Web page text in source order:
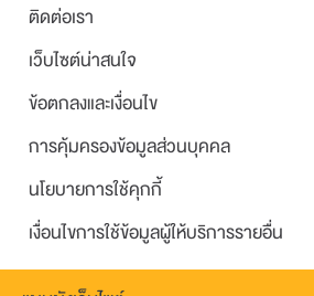
ติดต่อเรา
เว็บไซต์น่าสนใจ
ข้อตกลงและเงื่อนไข
การคุ้มครองข้อมูลส่วนบุคคล
นโยบายการใช้คุกกี้
เงื่อนไขการใช้ข้อมูลผู้ให้บริการรายอื่น